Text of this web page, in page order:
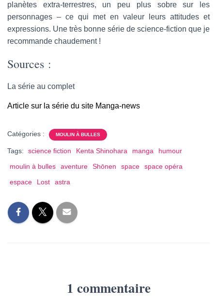
planètes extra-terrestres, un peu plus sobre sur les
personnages – ce qui met en valeur leurs attitudes et
expressions. Une très bonne série de science-fiction que je
recommande chaudement !
Sources :
La série au complet
Article sur la série du site Manga-news
Catégories : MOULIN À BULLES
Tags: science fiction Kenta Shinohara manga
humour
moulin à bulles
aventure Shōnen space
space opéra
espace
Lost astra
1 commentaire